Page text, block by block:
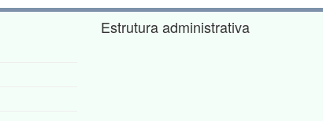
Estrutura administrativa